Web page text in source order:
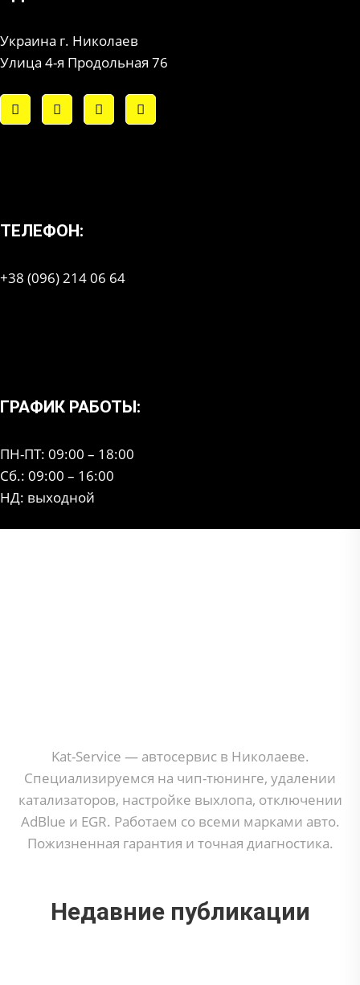
Украина г. Николаев
Улица 4-я Продольная 76
ТЕЛЕФОН:
+38 (096) 214 06 64
ГРАФИК РАБОТЫ:
ПН-ПТ: 09:00 – 18:00
Сб.: 09:00 – 16:00
НД: выходной
Kat-Service — автосервис в Николаеве.
Специализируемся на чип-тюнинге, удалении
катализаторов, настройке выхлопа, отключении
AdBlue и EGR. Работаем со всеми марками авто.
Пожизненная гарантия и точная диагностика.
Недавние публикации